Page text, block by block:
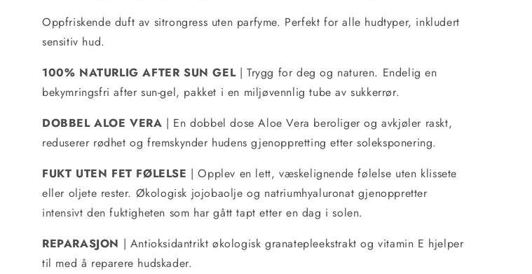
Oppfriskende duft av sitrongress uten parfyme. Perfekt for alle hudtyper, inkludert
sensitiv hud.
100% NATURLIG AFTER SUN GEL| Trygg for deg og naturen. Endelig en
bekymringsfri after sun-gel, pakket i en miljøvennlig tube av sukkerrør.
DOBBEL ALOE VERA | En dobbel dose Aloe Vera beroliger og avkjøler raskt,
reduserer rødhet og fremskynder hudens gjenoppretting etter soleksponering.
FUKT UTEN FET FØLELSE | Opplev en lett, væskelignende følelse uten klissete
eller oljete rester. Økologisk jojobaolje og natriumhyaluronat gjenoppretter
intensivt den fuktigheten som har gått tapt etter en dag i solen.
REPARASJON | Antioksidantrikt økologisk granatepleekstrakt og vitamin E hjelper
til med å reparere hudskader.